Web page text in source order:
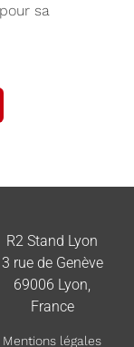
sa
R2 Stand Lyon
3 rue de Genève
69006 Lyon,
France
Mentions légales